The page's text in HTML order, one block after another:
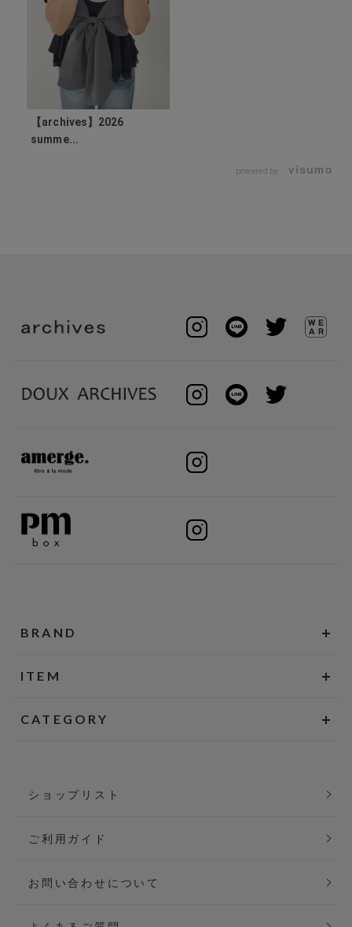
【archives】2026
summe...
powered by
BRAND
ITEM
CATEGORY
ショップリスト
ご利用ガイド
お問い合わせについて